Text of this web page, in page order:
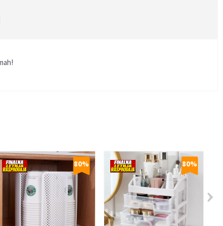
80% 80%